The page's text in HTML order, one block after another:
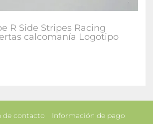
R Side Stripes Racing
calcomanía Logotipo
de contacto Información de pago